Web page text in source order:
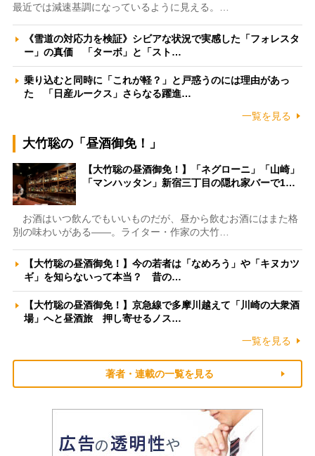
最近では減速基調になっているように見える。…
《雪道の対応力を検証》シビアな状況で実感した「フォレスタ
ー」の真価 「ターボ」と「スト…
乗り込むと同時に「これが軽？」と戸惑うのには理由があっ
た 「日産ルークス」さらなる躍進…
一覧を見る
大竹聡の「昼酒御免！」
【大竹聡の昼酒御免！】「ネグローニ」「山崎」
「マンハッタン」新宿三丁目の隠れ家バーで1…
お酒はいつ飲んでもいいものだが、昼から飲むお酒にはまた格
別の味わいがある――。ライター・作家の大竹…
【大竹聡の昼酒御免！】今の若者は「なめろう」や「キヌカツ
ギ」を知らないって本当？ 昔の…
【大竹聡の昼酒御免！】京急線で多摩川越えて「川崎の大衆酒
場」へと昼酒旅 押し寄せるノス…
一覧を見る
著者・連載の一覧を見る